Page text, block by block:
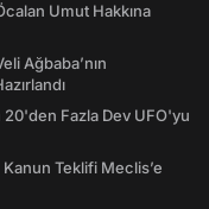
Umut Hakkına
Ağbaba’nın
20'den Fazla Dev UFO'yu
Teklifi Meclis’e